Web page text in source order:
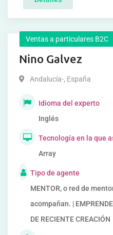
Ventas a particulares B2C
Nino Galvez
Andalucía-, España
Idioma del experto
Inglés
Tecnología en la que
Array
Tipo de agente
MENTOR, o red de
acompañan. |
DE RECIENTE CREACIÓN